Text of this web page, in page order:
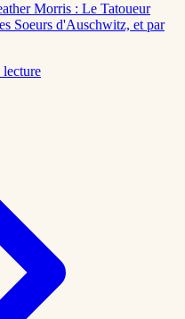
Morris : Le Tatoueur
Soeurs d'Auschwitz, et par
lecture